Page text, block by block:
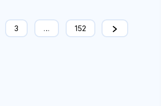
3 … 152